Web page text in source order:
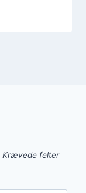
Krævede felter